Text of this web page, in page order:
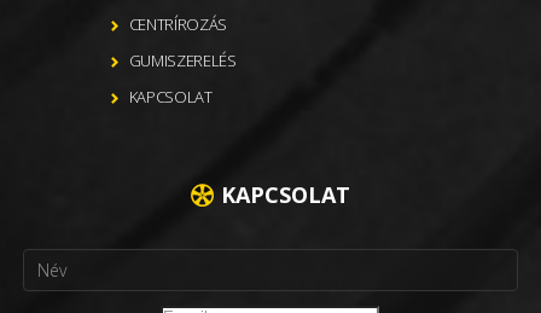
CENTRÍROZÁS
GUMISZERELÉS
KAPCSOLAT
KAPCSOLAT